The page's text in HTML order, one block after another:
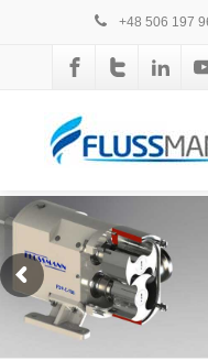
+48 506 197